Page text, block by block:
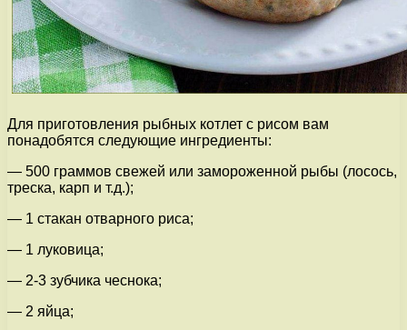
Для приготовления рыбных котлет с рисом вам
понадобятся следующие ингредиенты:
— 500 граммов свежей или замороженной рыбы (лосось,
треска, карп и т.д.);
— 1 стакан отварного риса;
— 1 луковица;
— 2-3 зубчика чеснока;
— 2 яйца;